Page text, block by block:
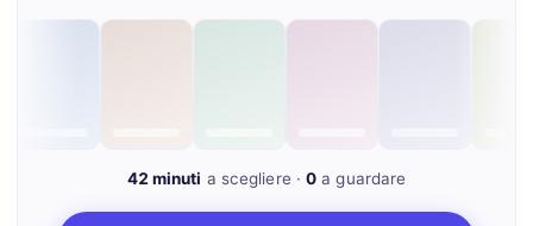
42 minuti a scegliere ·0 a guardare